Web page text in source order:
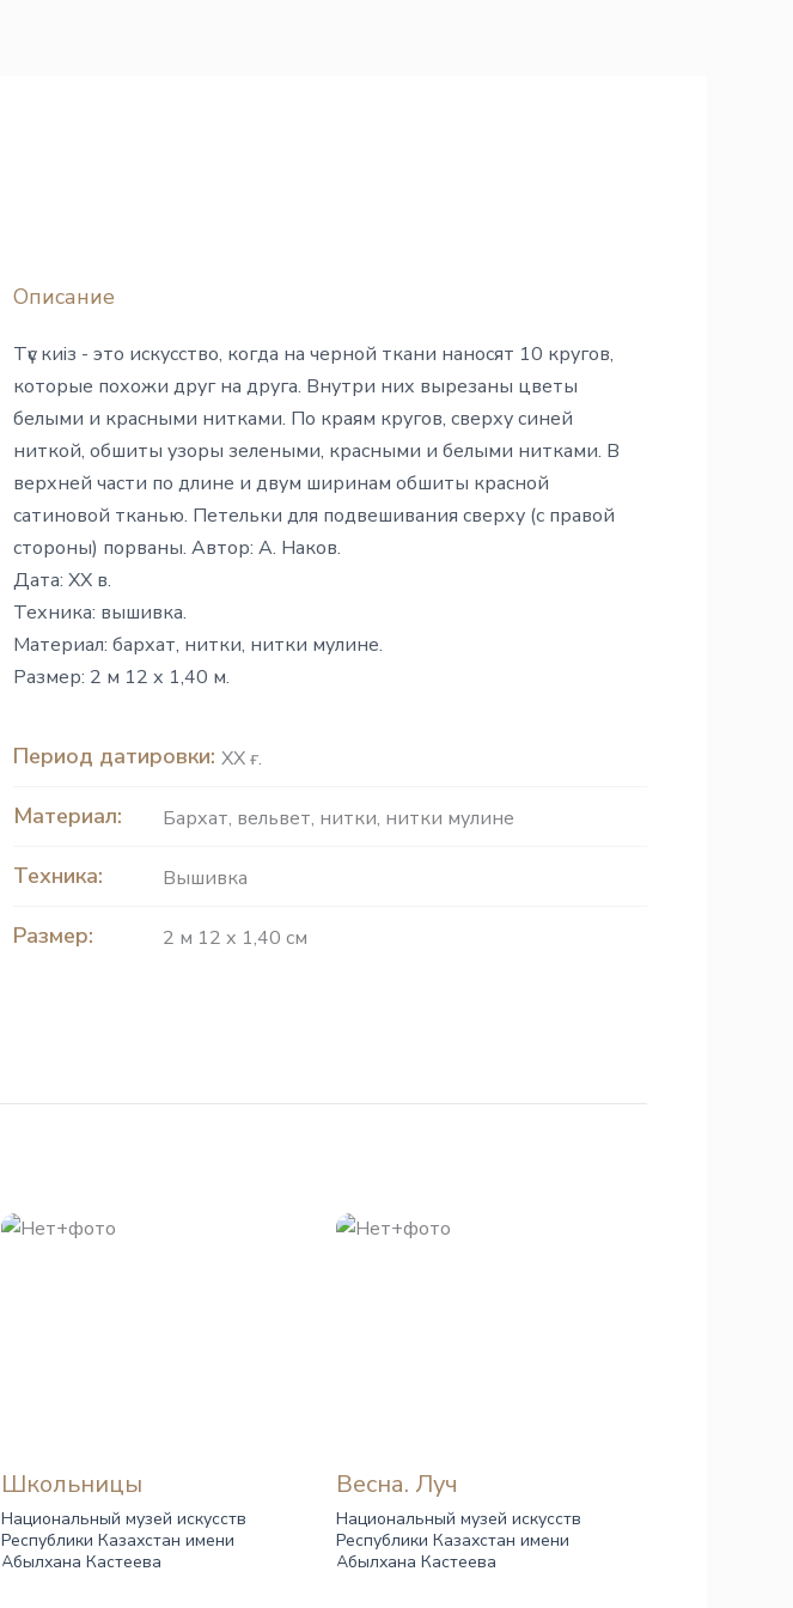
Описание
Түс киіз - это искусство, когда на черной ткани наносят 10 кругов,
которые похожи друг на друга. Внутри них вырезаны цветы
белыми и красными нитками. По краям кругов, сверху синей
ниткой, обшиты узоры зелеными, красными и белыми нитками. В
верхней части по длине и двум ширинам обшиты красной
сатиновой тканью. Петельки для подвешивания сверху (с правой
стороны) порваны. Автор: А. Наков.
Дата: ХХ в.
Техника: вышивка.
Материал: бархат, нитки, нитки мулине.
Размер: 2 м 12 х 1,40 м.
Период датировки: ХХ ғ.
Материал: Бархат, вельвет, нитки, нитки мулине
Техника: Вышивка
Размер: 2 м 12 х 1,40 см
Школьницы
Национальный музей искусств
Республики Казахстан имени
Абылхана Кастеева
Весна. Луч
Национальный музей искусств
Республики Казахстан имени
Абылхана Кастеева